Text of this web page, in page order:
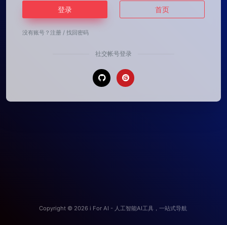
登录 首页
没有账号？ 注册 / 找回密码
社交帐号登录
Copyright © 2026 i For AI - 人工智能AI工具，一站式导航